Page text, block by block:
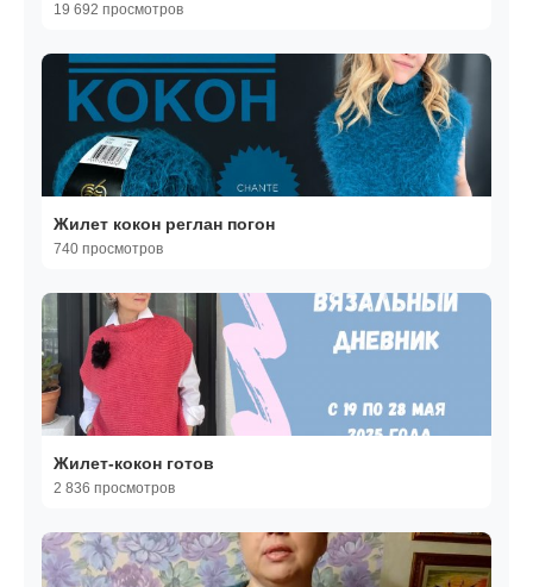
19 692 просмотров
Жилет кокон реглан погон
740 просмотров
Жилет-кокон готов
2 836 просмотров